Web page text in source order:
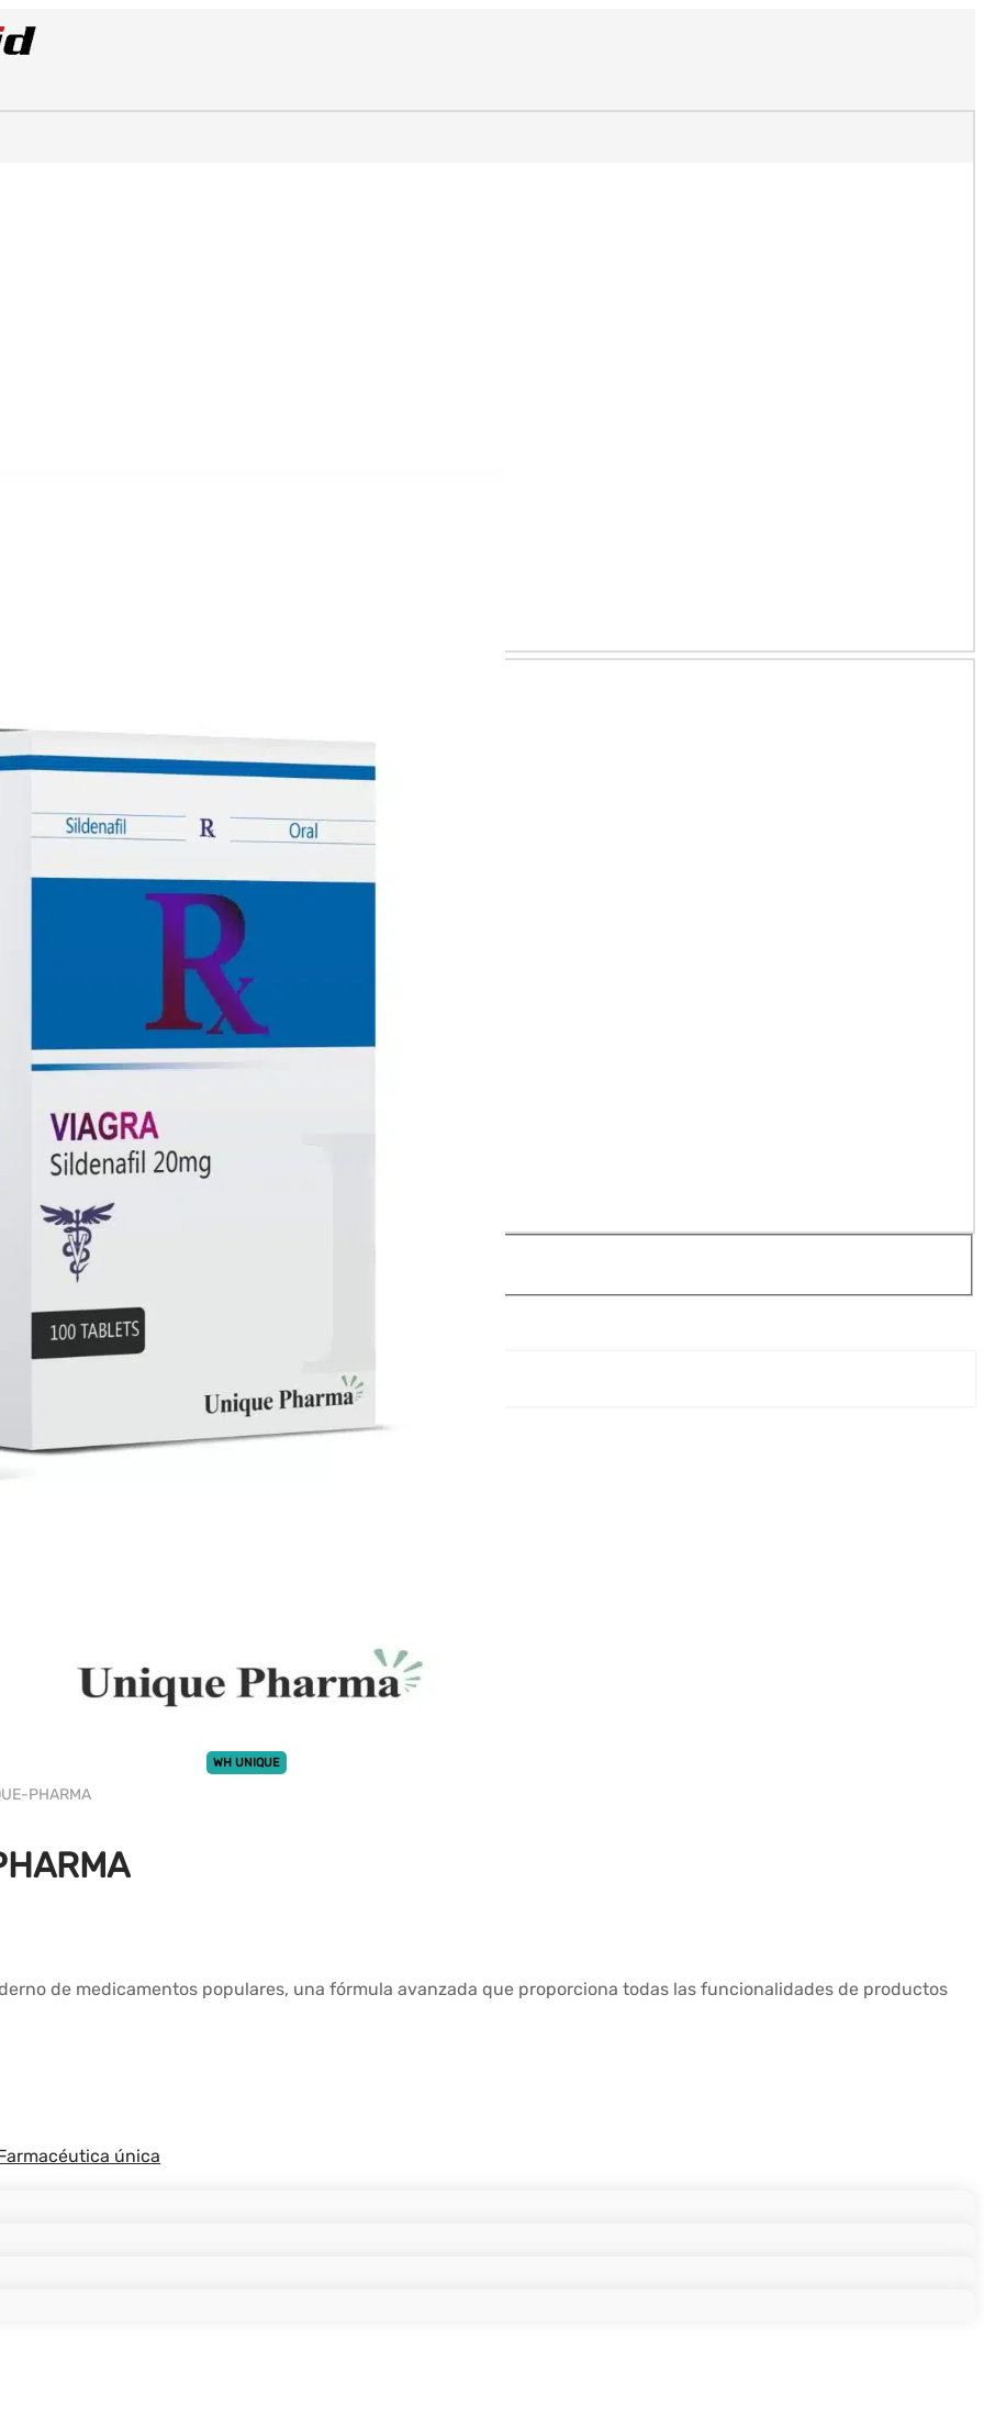
WH UNIQUE
PHARMA
de medicamentos populares, una fórmula avanzada que proporciona todas las funcionalidades de productos
única